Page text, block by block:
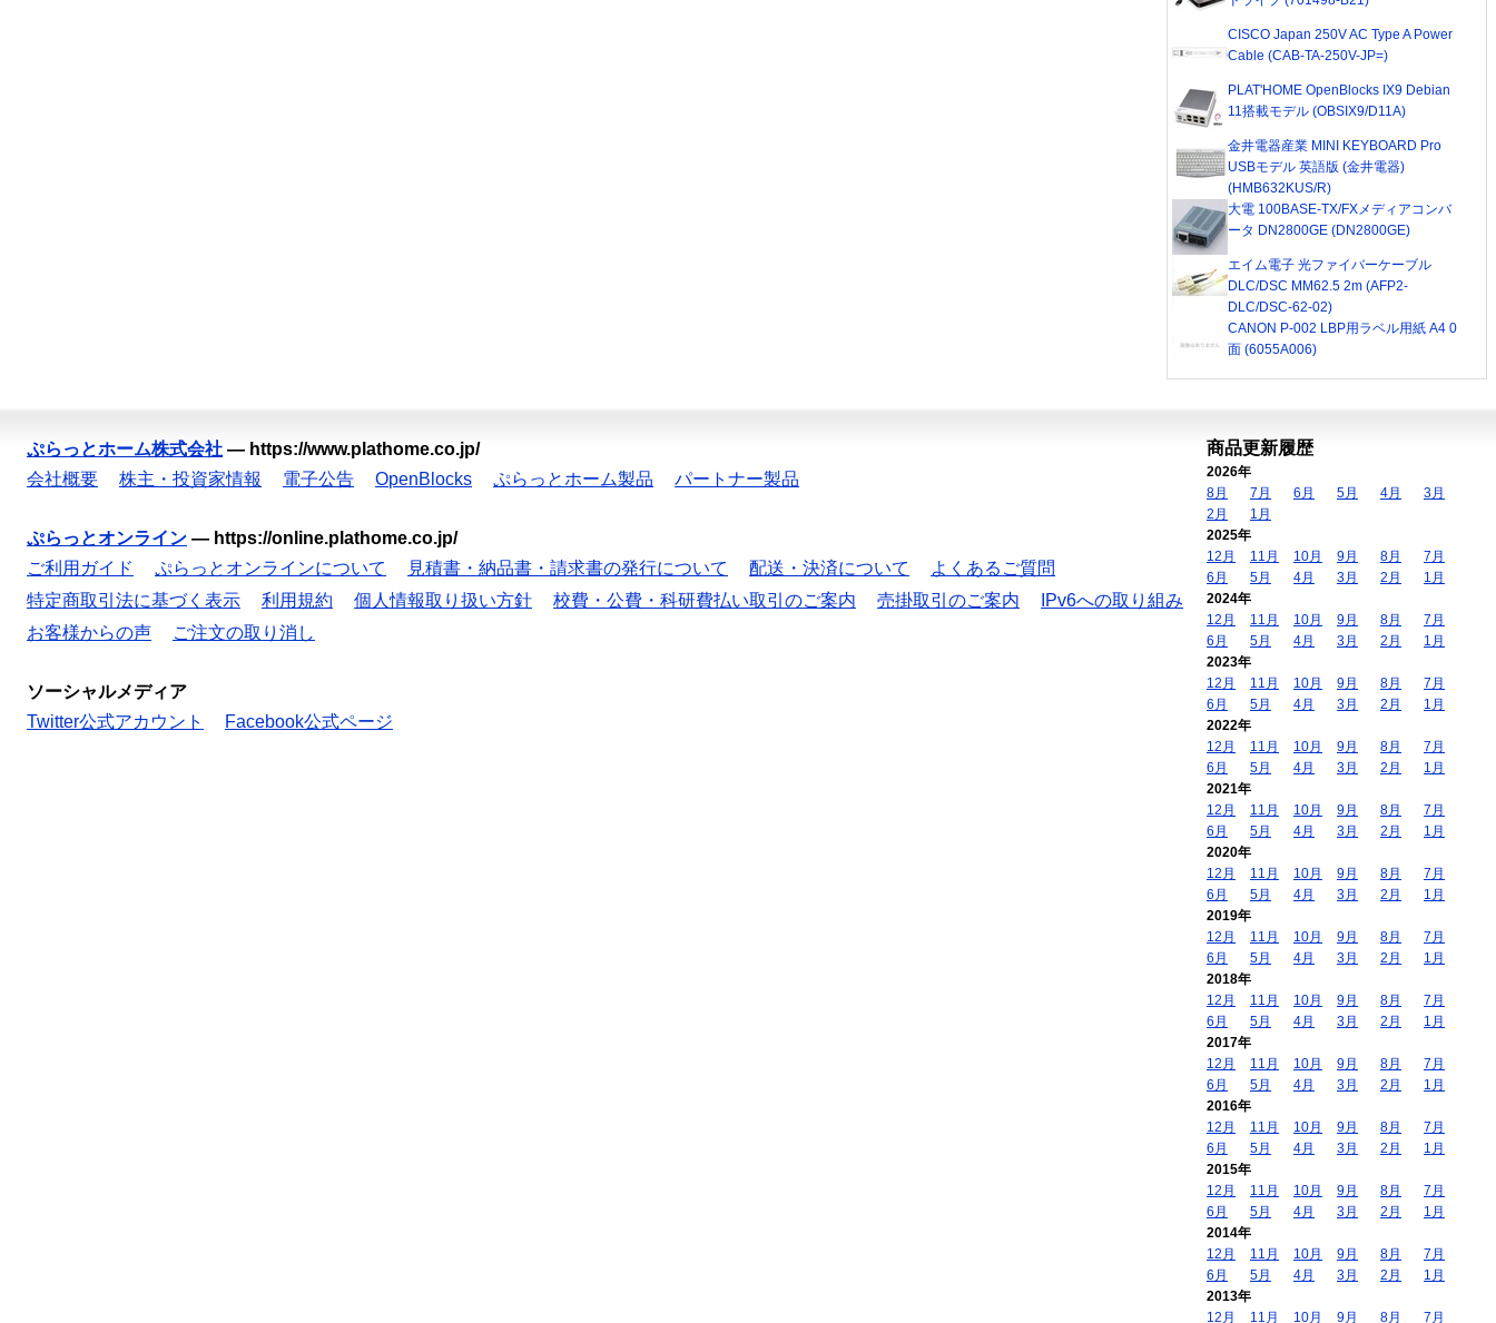
CISCO Japan 250V AC Type A Power
Cable (CAB-TA-250V-JP=)
PLAT'HOME OpenBlocks IX9 Debian
11搭載モデル (OBSIX9/D11A)
金井電器産業 MINI KEYBOARD Pro
USBモデル 英語版 (金井電器)
(HMB632KUS/R)
大電 100BASE-TX/FXメディアコンバ
ータ DN2800GE (DN2800GE)
エイム電子 光ファイバーケーブル
DLC/DSC MM62.5 2m (AFP2-
DLC/DSC-62-02)
CANON P-002 LBP用ラベル用紙 A4 0
面 (6055A006)
ぷらっとホーム株式会社 — https://www.plathome.co.jp/
会社概要
株主・投資家情報 電子公告 OpenBlocks ぷらっとホーム製品 パートナー製品
ぷらっとオンライン — https://online.plathome.co.jp/
ご利用ガイド
ぷらっとオンラインについて 見積書・納品書・請求書の発行について 配送・決済について
よくあるご質問
特定商取引法に基づく表示
利用規約 個人情報取り扱い方針 校費・公費・科研費払い取引のご案内 売掛取引のご案内
IPv6への取り組み
お客様からの声
ご注文の取り消し
ソーシャルメディア
Twitter公式アカウント
Facebook公式ページ
商品更新履歴
2026年
8月
7月 6月 5月 4月
3月
2月
1月
2025年
12月
11月 10月 9月 8月
7月
6月
5月 4月 3月 2月
1月
2024年
12月
11月 10月 9月 8月
7月
6月
5月 4月 3月 2月
1月
2023年
12月
11月 10月 9月 8月
7月
6月
5月 4月 3月 2月
1月
2022年
12月
11月 10月 9月 8月
7月
6月
5月 4月 3月 2月
1月
2021年
12月
11月 10月 9月 8月
7月
6月
5月 4月 3月 2月
1月
2020年
12月
11月 10月 9月 8月
7月
6月
5月 4月 3月 2月
1月
2019年
12月
11月 10月 9月 8月
7月
6月
5月 4月 3月 2月
1月
2018年
12月
11月 10月 9月 8月
7月
6月
5月 4月 3月 2月
1月
2017年
12月
11月 10月 9月 8月
7月
6月
5月 4月 3月 2月
1月
2016年
12月
11月 10月 9月 8月
7月
6月
5月 4月 3月 2月
1月
2015年
12月
11月 10月 9月 8月
7月
6月
5月 4月 3月 2月
1月
2014年
12月
11月 10月 9月 8月
7月
6月
5月 4月 3月 2月
1月
2013年
12月
11月 10月 9月 8月 7月